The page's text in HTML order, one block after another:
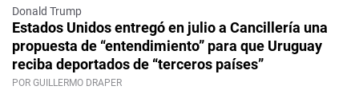
Donald Trump
Estados Unidos entregó en julio a Cancillería una
propuesta de “entendimiento” para que Uruguay
reciba deportados de “terceros países”
POR GUILLERMO DRAPER